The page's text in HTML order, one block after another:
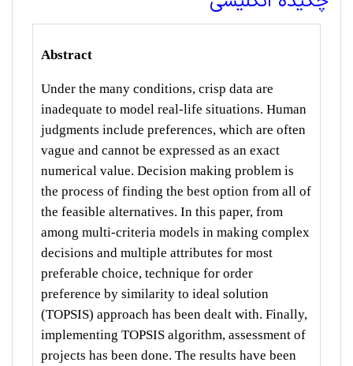
Abstract
Under the many conditions, crisp data are
inadequate to model real-life situations. Human
judgments include preferences, which are often
vague and cannot be expressed as an exact
numerical value. Decision making problem is
the process of finding the best option from all of
the feasible alternatives. In this paper, from
among multi-criteria models in making complex
decisions and multiple attributes for most
preferable choice, technique for order
preference by similarity to ideal solution
(TOPSIS) approach has been dealt with. Finally,
implementing TOPSIS algorithm, assessment of
projects has been done. The results have been